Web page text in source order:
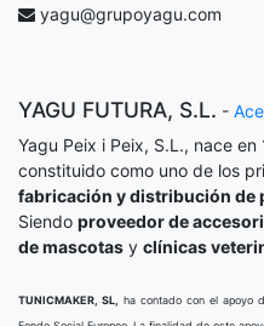
yagu@grupoyagu.com
YAGU FUTURA, S.L. -
Yagu Peix i Peix, S.L., nace
constituido como uno de los
fabricación y distribución de
Siendo proveedor de
de mascotas y clínicas
TUNICMAKER, SL,
ha contado con el apoyo